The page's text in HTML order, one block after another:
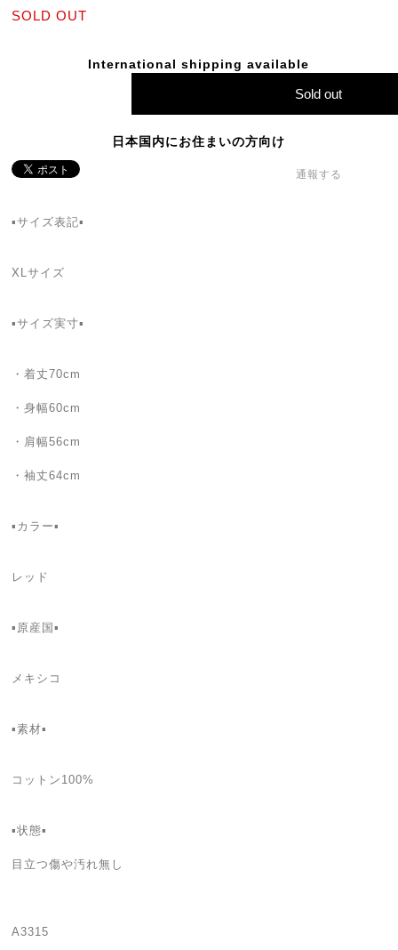
SOLD OUT
International shipping available
Sold out
日本国内にお住まいの方向け
通報する
▪️サイズ表記▪️
XLサイズ
▪️サイズ実寸▪️
・着丈70cm
・身幅60cm
・肩幅56cm
・袖丈64cm
▪️カラー▪️
レッド
▪️原産国▪️
メキシコ
▪️素材▪️
コットン100%
▪️状態▪️
目立つ傷や汚れ無し
A3315